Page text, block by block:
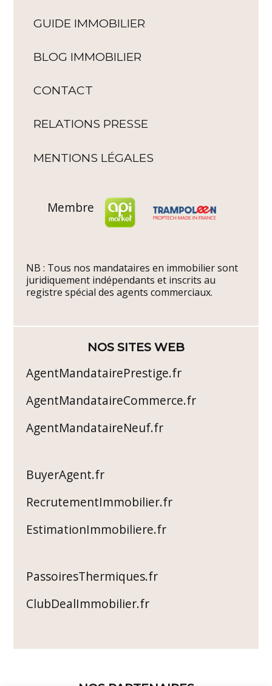
GUIDE IMMOBILIER
BLOG IMMOBILIER
CONTACT
RELATIONS PRESSE
MENTIONS LÉGALES
Membre
NB : Tous nos mandataires en immobilier sont
juridiquement indépendants et inscrits au
registre spécial des agents commerciaux.
NOS SITES WEB
AgentMandatairePrestige.fr
AgentMandataireCommerce.fr
AgentMandataireNeuf.fr
BuyerAgent.fr
RecrutementImmobilier.fr
EstimationImmobiliere.fr
PassoiresThermiques.fr
ClubDealImmobilier.fr